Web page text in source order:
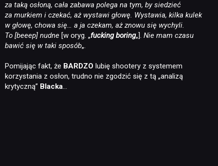
za taką osłoną, cała zabawa polega na tym, by siedzieć
za murkiem i czekać, aż wystawi głowę. Wystawia, kilka kulek
w głowę, chowa się… a ja czekam, aż znowu się wychyli.
To [beeep] nudne [w oryg. „fucking boring„]. Nie mam czasu
bawić się w taki sposób„.
Pomijając fakt, że BARDZO lubię shootery z systemem
korzystania z osłon, trudno nie zgodzić się z tą „analizą
krytyczną” Blacka…